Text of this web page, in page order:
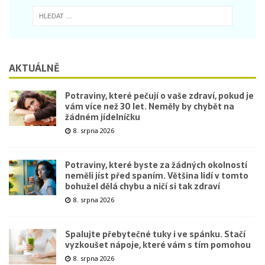
AKTUÁLNĚ
Potraviny, které pečují o vaše zdraví, pokud je
vám více než 30 let. Neměly by chybět na
žádném jídelníčku
8. srpna 2026
Potraviny, které byste za žádných okolností
neměli jíst před spaním. Většina lidí v tomto
bohužel dělá chybu a ničí si tak zdraví
8. srpna 2026
Spalujte přebytečné tuky i ve spánku. Stačí
vyzkoušet nápoje, které vám s tím pomohou
8. srpna 2026